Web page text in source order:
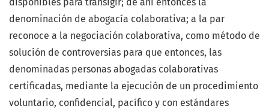
denominación de abogacía colaborativa; a la par
reconoce a la negociación colaborativa, como método de
solución de controversias para que entonces, las
denominadas personas abogadas colaborativas
certificadas, mediante la ejecución de un procedimiento
voluntario, confidencial, pacífico y con estándares